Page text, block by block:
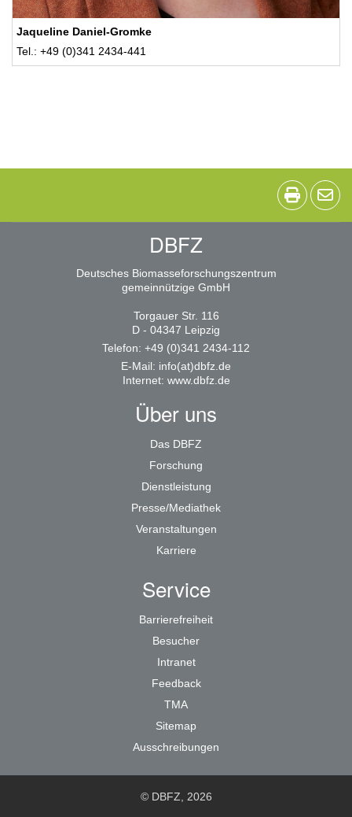
Jaqueline Daniel-Gromke
Tel.: +49 (0)341 2434-441
DBFZ
Deutsches Biomasseforschungszentrum
gemeinnützige GmbH
Torgauer Str. 116
D - 04347 Leipzig
Telefon: +49 (0)341 2434-112
E-Mail: info(at)dbfz.de
Internet: www.dbfz.de
Über uns
Das DBFZ
Forschung
Dienstleistung
Presse/Mediathek
Veranstaltungen
Karriere
Service
Barrierefreiheit
Besucher
Intranet
Feedback
TMA
Sitemap
Ausschreibungen
© DBFZ, 2026